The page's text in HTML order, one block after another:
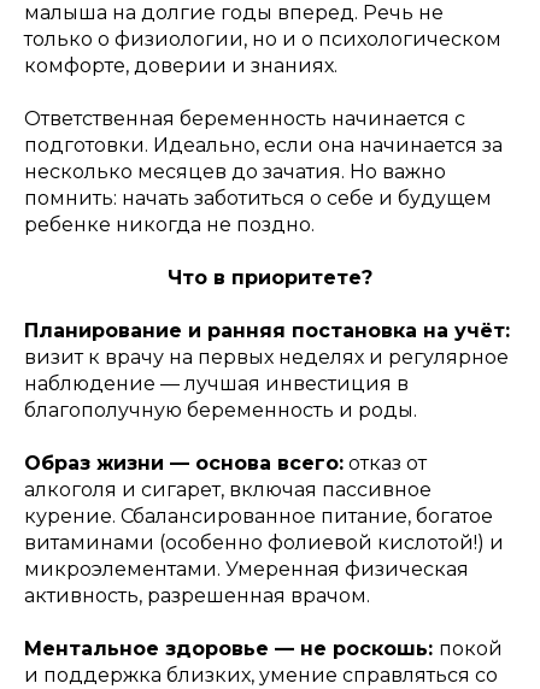
малыша на долгие годы вперед. Речь не
только о физиологии, но и о психологическом
комфорте, доверии и знаниях.
Ответственная беременность начинается с
подготовки. Идеально, если она начинается за
несколько месяцев до зачатия. Но важно
помнить: начать заботиться о себе и будущем
ребенке никогда не поздно.
Что в приоритете?
Планирование и ранняя постановка на учёт:
визит к врачу на первых неделях и регулярное
наблюдение — лучшая инвестиция в
благополучную беременность и роды.
Образ жизни — основа всего: отказ от
алкоголя и сигарет, включая пассивное
курение. Сбалансированное питание, богатое
витаминами (особенно фолиевой кислотой!) и
микроэлементами. Умеренная физическая
активность, разрешенная врачом.
Ментальное здоровье — не роскошь: покой
и поддержка близких, умение справляться со